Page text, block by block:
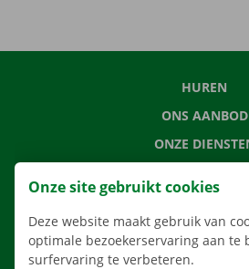
HUREN
ONS AANBOD
ONZE
Onze site gebruikt cookies
Deze website maakt gebruik van
optimale bezoekerservaring aan te
surfervaring te verbeteren.